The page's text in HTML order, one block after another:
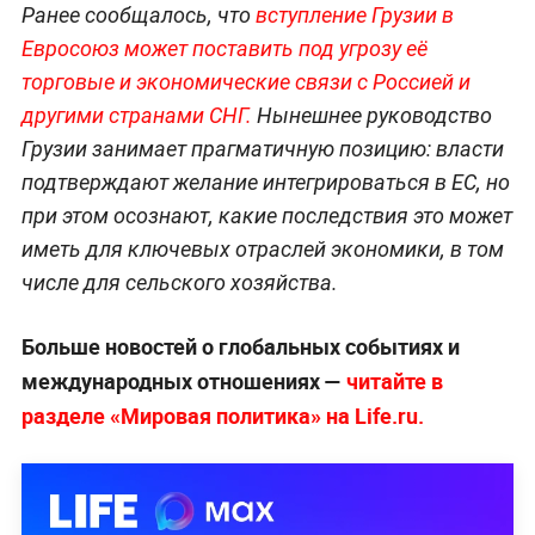
Ранее сообщалось, чтовступление Грузии в
Евросоюз может поставить под угрозу её
торговые и экономические связи с Россией и
другими странами СНГ. Нынешнее руководство
Грузии занимает прагматичную позицию: власти
подтверждают желание интегрироваться в ЕС, но
при этом осознают, какие последствия это может
иметь для ключевых отраслей экономики, в том
числе для сельского хозяйства.
Больше новостей о глобальных событиях и
международных отношениях — читайте в
разделе «Мировая политика» на Life.ru.